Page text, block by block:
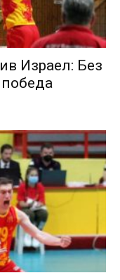
Израел: Без